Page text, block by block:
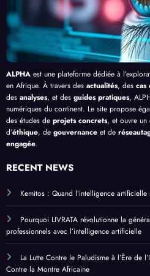
ue
ALPHA est une plateforme dédiée à
en Afrique. À travers des actualités, des cas
des analyses, et des guides pratiques,
numériques du continent. Le site propose
des études de projets concrets, et ouvre un
d’éthique, de gouvernance et de
engagée.
RECENT NEWS
Kemitos : Quand l’intelligence
Pourquoi LIVRATA révolutionne la
professionnels avec l’intelligence artificielle
La Lutte Contre le Paludisme à l’Ère de
Contre la Montre Africaine